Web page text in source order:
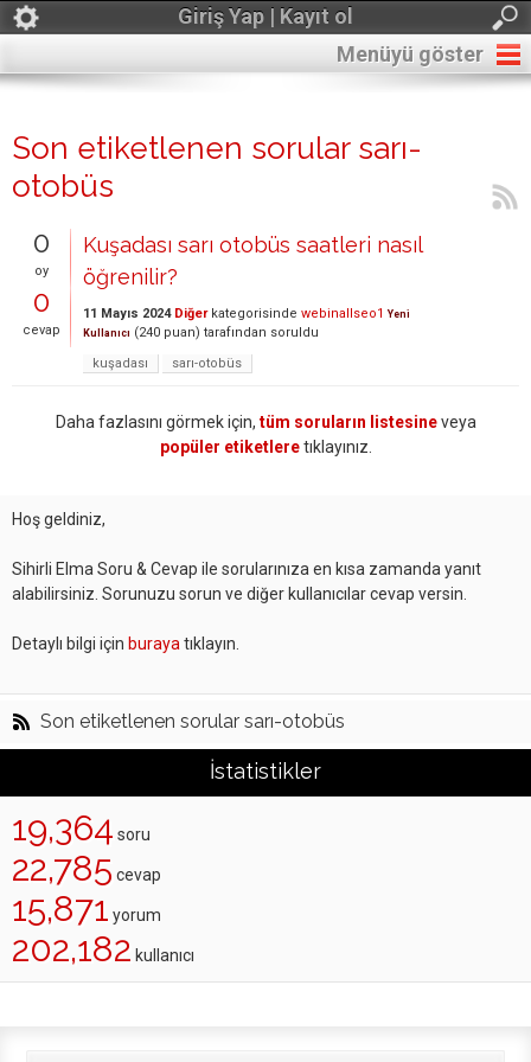
Giriş Yap | Kayıt ol
Menüyü göster
Son etiketlenen sorular sarı-
otobüs
0
oy
0
cevap
Kuşadası sarı otobüs saatleri nasıl
öğrenilir?
11 Mayıs 2024 Diğerkategorisinde webinallseo1 Yeni
Kullanıcı (240 puan) tarafından soruldu
kuşadası
sarı-otobüs
Daha fazlasını görmek için, tüm soruların listesineveya
popüler etiketleretıklayınız.
Hoş geldiniz,
Sihirli Elma Soru & Cevap ile sorularınıza en kısa zamanda yanıt
alabilirsiniz. Sorunuzu sorun ve diğer kullanıcılar cevap versin.
Detaylı bilgi için buraya tıklayın.
Son etiketlenen sorular sarı-otobüs
İstatistikler
19,364 soru
22,785 cevap
15,871 yorum
202,182 kullanıcı